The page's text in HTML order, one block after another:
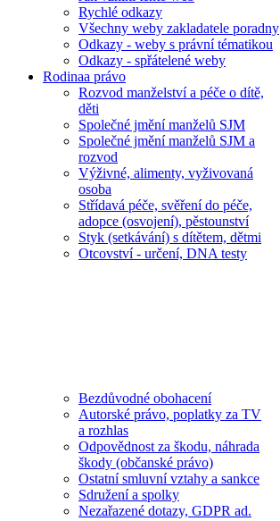
Rychlé odkazy
Všechny weby zakladatele poradny
Odkazy - weby s právní tématikou
Odkazy - spřátelené weby
Rodinaa právo
Rozvod manželství a péče o dítě,
děti
Společné jmění manželů SJM
Společné jmění manželů SJM a
rozvod
Výživné, alimenty, vyživovaná
osoba
Střídavá péče, svěření do péče,
adopce (osvojení), pěstounství
Styk (setkávání) s dítětem, dětmi
Otcovství - určení, DNA testy
Bezdůvodné obohacení
Autorské právo, poplatky za TV
a rozhlas
Odpovědnost za škodu, náhrada
škody (občanské právo)
Ostatní smluvní vztahy a sankce
Sdružení a spolky
Nezařazené dotazy, GDPR ad.